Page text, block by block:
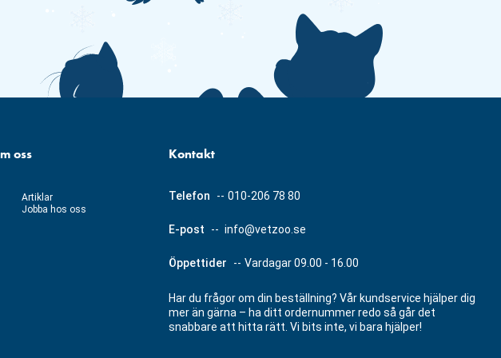
oss
Artiklar
Jobba hos oss
Kontakt
Telefon -- 010-206 78 80
E-post -- info@vetzoo.se
Öppettider -- Vardagar 09.00 - 16.00
Har du frågor om din beställning? Vår kundservice hjälper dig
mer än gärna – ha ditt ordernummer redo så går det
snabbare att hitta rätt. Vi bits inte, vi bara hjälper!